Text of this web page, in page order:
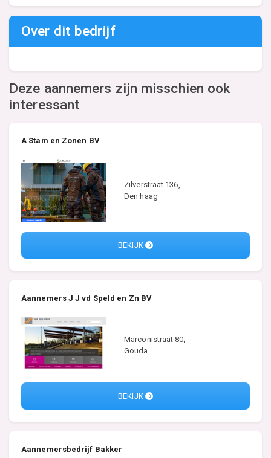
Over dit bedrijf
Deze aannemers zijn misschien ook
interessant
A Stam en Zonen BV
Zilverstraat 136,
Den haag
BEKIJK
Aannemers J J vd Speld en Zn BV
Marconistraat 80,
Gouda
BEKIJK
Aannemersbedrijf Bakker